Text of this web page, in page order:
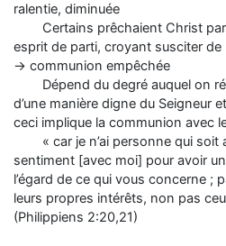
ralentie, diminuée
Certains prêchaient Christ
esprit de parti, croyant susciter de
→ communion empêchée
Dépend du degré auquel on
d’une manière digne du Seigneur
ceci implique la communion avec
« car je n’ai personne qui soit
sentiment [avec moi] pour avoir
l’égard de ce qui vous concerne ;
leurs propres intérêts, non pas
(Philippiens 2:20,21)